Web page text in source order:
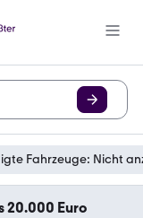
Fahrzeuge: Nicht
20.000 Euro